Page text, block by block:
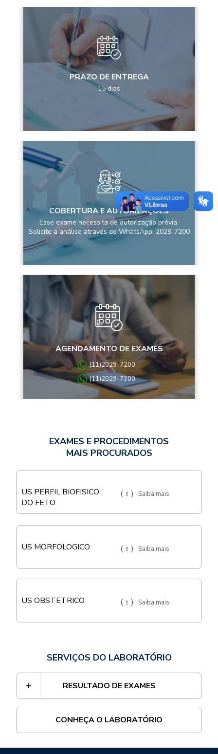
PRAZO DE ENTREGA
15 dias
COBERTURA E AUTORIZAÇÕES
Esse exame necessita de autorização prévia.
Solicite a análise através do WhatsApp: 2029-7200
AGENDAMENTO DE EXAMES
(11)2029-7200
(11)2029-7300
EXAMES E PROCEDIMENTOS
MAIS PROCURADOS
US PERFIL BIOFISICO
DO FETO
Saiba mais
US MORFOLOGICO Saiba mais
US OBSTETRICO Saiba mais
SERVIÇOS DO LABORATÓRIO
RESULTADO DE EXAMES
CONHEÇA O LABORATÓRIO